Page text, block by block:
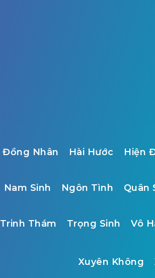
Đồng Nhân Hài Hước Hiện
Nam Sinh Ngôn Tình Quân
Trinh Thám Trọng Sinh Vô
Xuyên Không